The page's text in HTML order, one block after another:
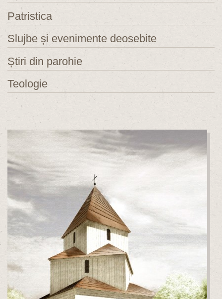
Patristica
Slujbe și evenimente deosebite
Știri din parohie
Teologie